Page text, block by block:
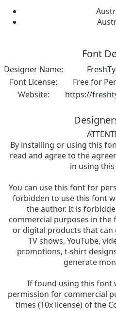
Font
Designer Name:
Font License:
Free for
Website:
https://
By installing or using this
read and agree to the
in using
You can use this font for
forbidden to use this font
the author. It is
commercial purposes in
or digital products that can
TV shows, YouTube,
promotions, t-shirt
generate
If found using this font
permission for commercial
times (10x license) of the